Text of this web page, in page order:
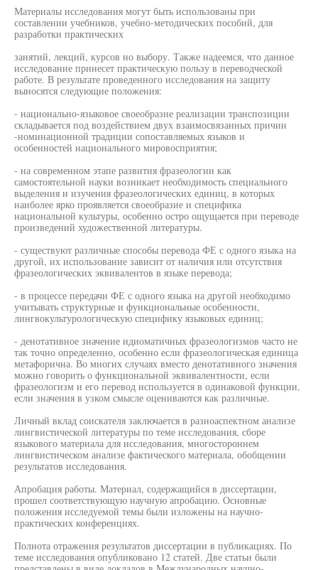
Материалы исследования могут быть использованы при
составлении учебников, учебно-методических пособий, для
разработки практических
занятий, лекций, курсов но выбору. Также надеемся, что данное
исследование принесет практическую пользу в переводческой
работе. В результате проведенного исследования на защиту
выносятся следующие положения:
- национально-языковое своеобразие реализации транспозиции
складывается под воздействием двух взаимосвязанных причин
-номинационной традиции сопоставляемых языков и
особенностей национального мировосприятия;
- на современном этапе развития фразеологии как
самостоятельной науки возникает необходимость специального
выделения и изучения фразеологических единиц, в которых
наиболее ярко проявляется своеобразие и специфика
национальной культуры, особенно остро ощущается при переводе
произведений художественной литературы.
- существуют различные способы перевода ФЕ с одного языка на
другой, их использование зависит от наличия или отсутствия
фразеологических эквивалентов в языке перевода;
- в процессе передачи ФЕ с одного языка на другой необходимо
учитывать структурные и функциональные особенности,
лингвокультурологическую специфику языковых единиц;
- денотативное значение идиоматичных фразеологизмов часто не
так точно определенно, особенно если фразеологическая единица
метафорична. Во многих случаях вместо денотативного значения
можно говорить о функциональной эквивалентности, если
фразеологизм и его перевод используется в одинаковой функции,
если значения в узком смысле оцениваются как различные.
Личный вклад соискателя заключается в разноаспектном анализе
лингвистической литературы по теме исследования, сборе
языкового материала для исследования, многостороннем
лингвистическом анализе фактического материала, обобщении
результатов исследования.
Апробация работы. Материал, содержащийся в диссертации,
прошел соответствующую научную апробацию. Основные
положения исследуемой темы были изложены на научно-
практических конференциях.
Полнота отражения результатов диссертации в публикациях. По
теме исследования опубликовано 12 статей. Две статьи были